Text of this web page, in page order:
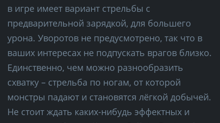
в игре имеет вариант стрельбы с
предварительной зарядкой, для большего
урона. Уворотов не предусмотрено, так что в
ваших интересах не подпускать врагов близко.
Единственно, чем можно разнообразить
схватку – стрельба по ногам, от которой
монстры падают и становятся лёгкой добычей.
Не стоит ждать каких-нибудь эффектных и